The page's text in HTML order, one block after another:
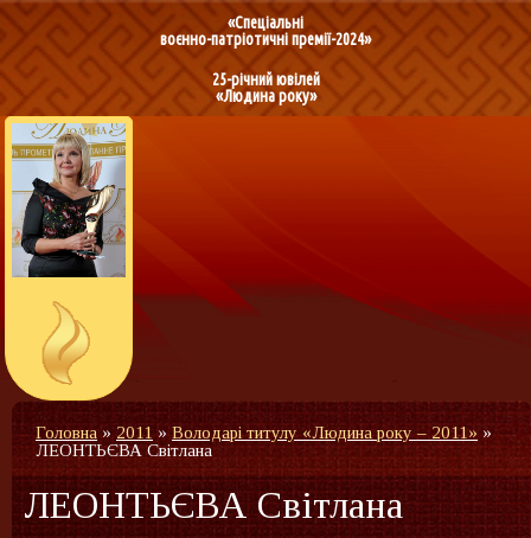
«Спеціальні
воєнно-патріотичні премії-2024»
25-річний ювілей
«Людина року»
Головна »2011»Володарі титулу «Людина року – 2011» »
ЛЕОНТЬЄВА Світлана
ЛЕОНТЬЄВА Світлана